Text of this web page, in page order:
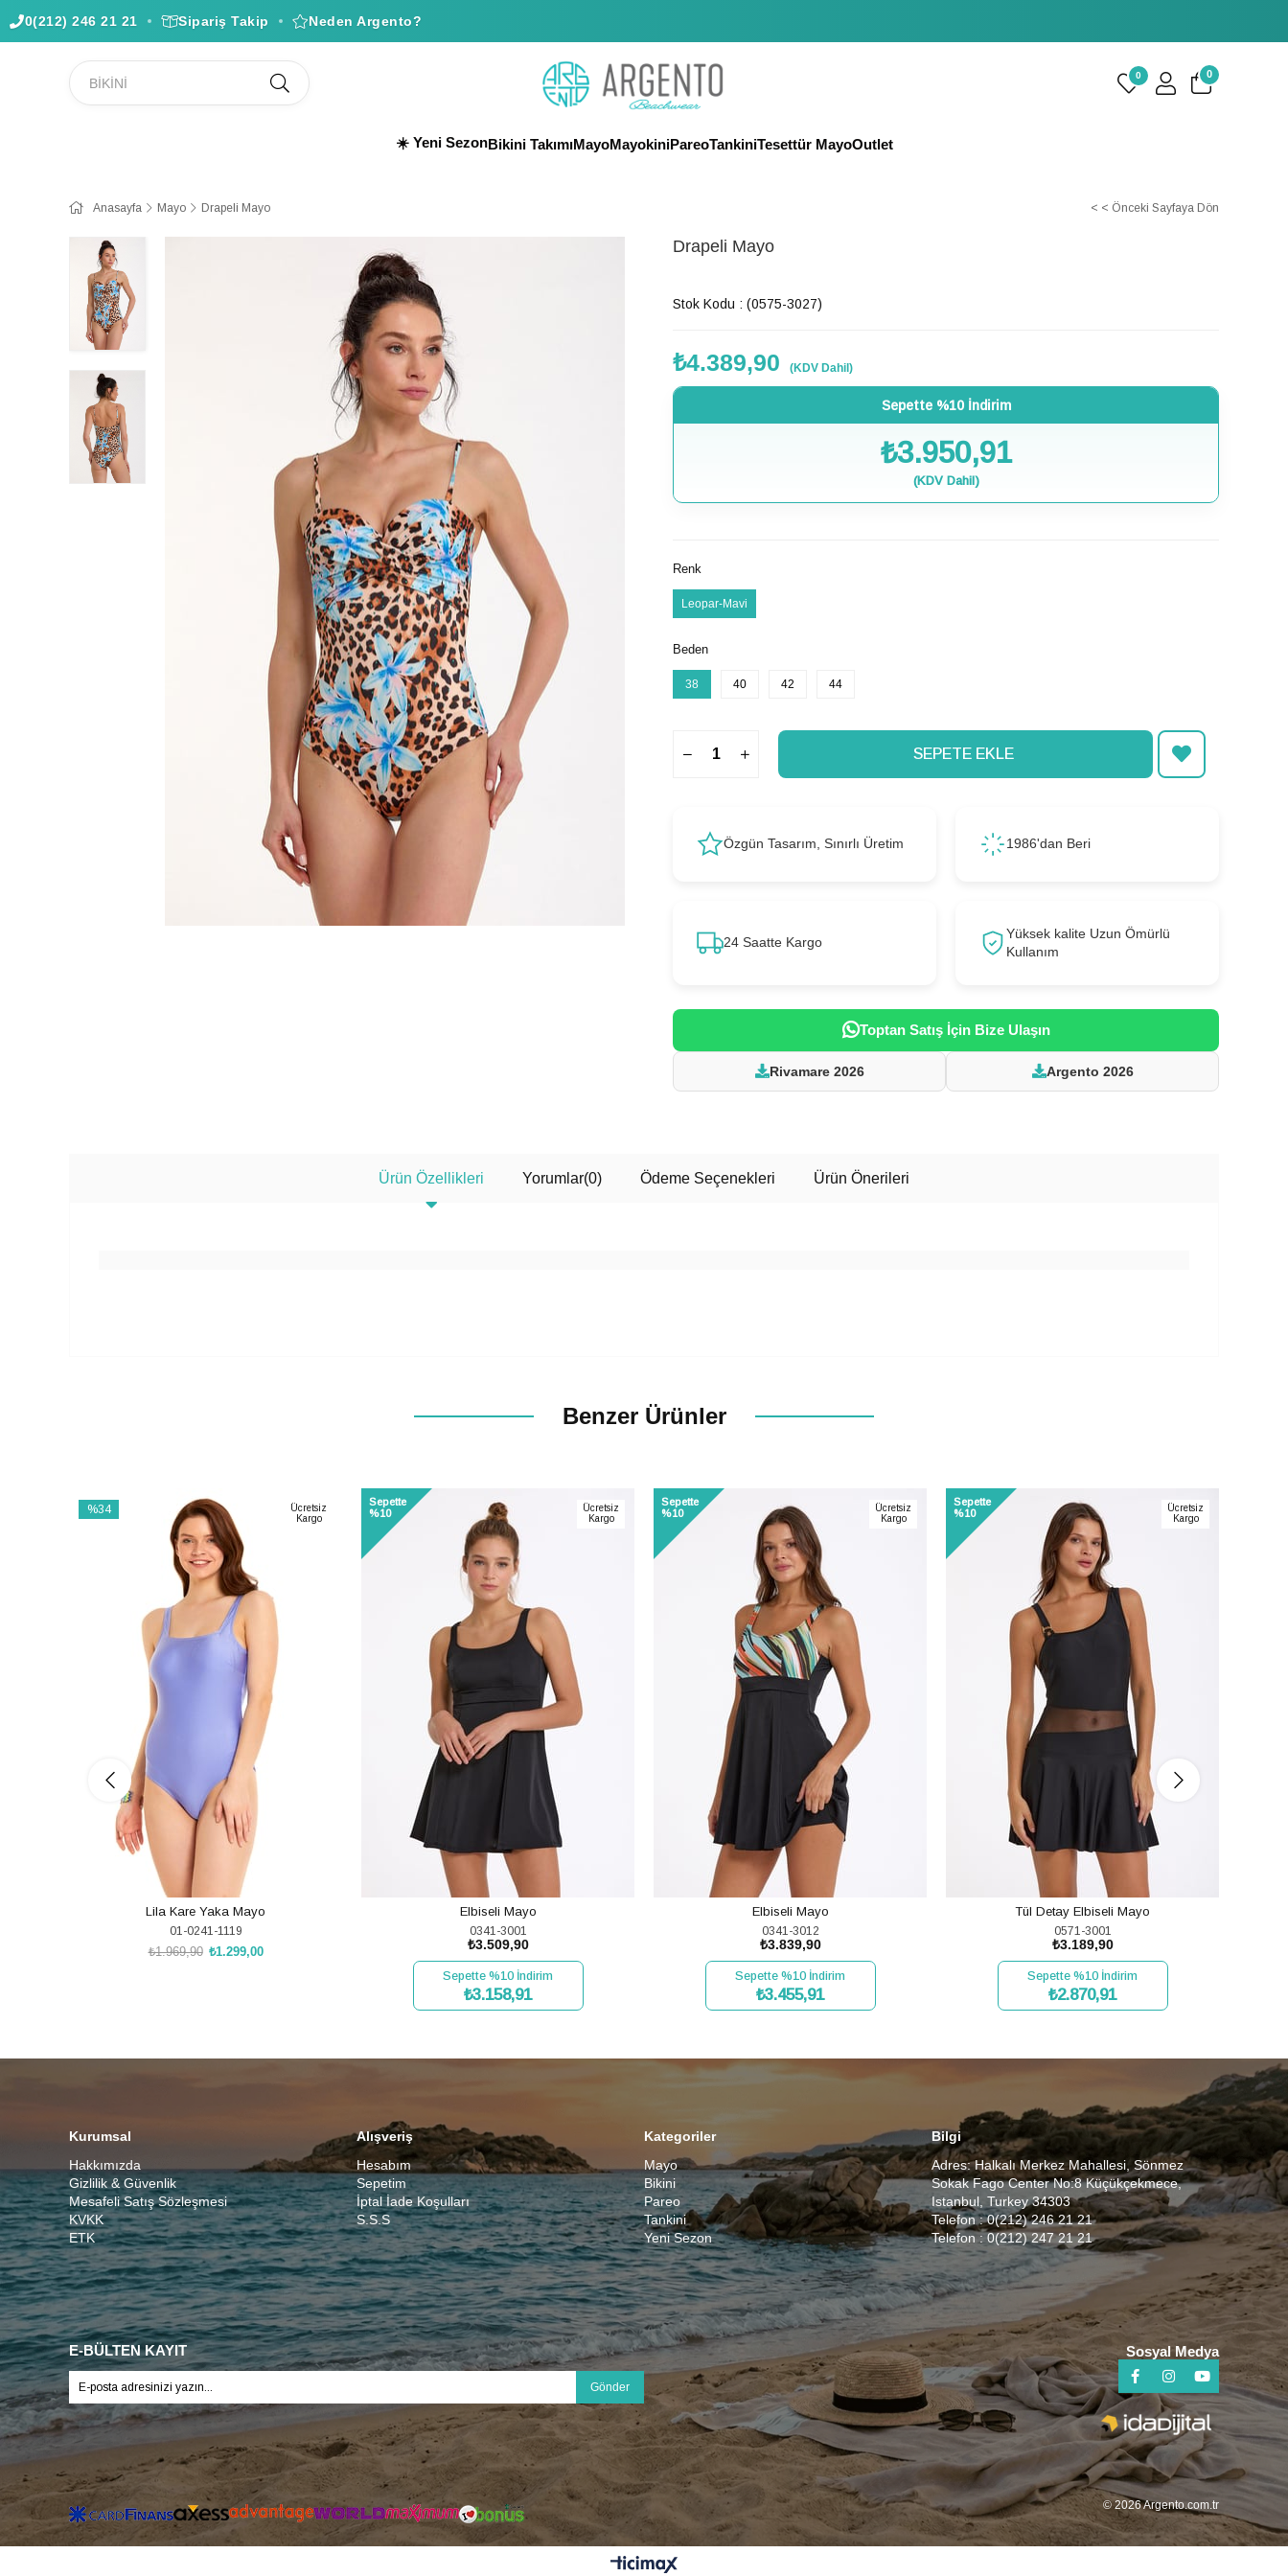
0(212) 246 21 21 Sipariş Takip Neden Argento?
0 0
☀️ Yeni SezonBikini TakımıMayoMayokiniPareoTankiniTesettür MayoOutlet
Anasayfa Mayo Drapeli Mayo < < Önceki Sayfaya Dön
Drapeli Mayo
Stok Kodu (0575-3027)
₺4.389,90 (KDV Dahil)
Sepette %10 İndirim
₺3.950,91
(KDV Dahil)
Renk
Leopar-Mavi
Beden
38 40 42 44
Özgün Tasarım, Sınırlı Üretim 1986'dan Beri
24 Saatte Kargo
Yüksek kalite Uzun Ömürlü
Kullanım
Toptan Satış İçin Bize Ulaşın
Rivamare 2026 Argento 2026
Ürün Özellikleri Yorumlar(0) Ödeme Seçenekleri Ürün Önerileri
Benzer Ürünler
%34
Ücretsiz
Kargo
Lila Kare Yaka Mayo
01-0241-1119
₺1.299,00
₺1.969,90
Sepette
%10
Ücretsiz
Kargo
Elbiseli Mayo
0341-3001
₺3.509,90
Sepette %10 İndirim
₺3.158,91
Sepette
%10
Ücretsiz
Kargo
Elbiseli Mayo
0341-3012
₺3.839,90
Sepette %10 İndirim
₺3.455,91
SEPETE EKLE
Sepette
%10
Ücretsiz
Kargo
Tül Detay Elbiseli Mayo
0571-3001
₺3.189,90
Sepette %10 İndirim
₺2.870,91
Kurumsal
Hakkımızda
Gizlilik & Güvenlik
Mesafeli Satış Sözleşmesi
KVKK
ETK
Alışveriş
Hesabım
Sepetim
İptal İade Koşulları
S.S.S
Kategoriler
Mayo
Bikini
Pareo
Tankini
Yeni Sezon
Bilgi
Adres: Halkalı Merkez Mahallesi, Sönmez
Sokak Fago Center No:8 Küçükçekmece,
Istanbul, Turkey 34303
Telefon : 0(212) 246 21 21
Telefon : 0(212) 247 21 21
E-BÜLTEN KAYIT
Gönder
Sosyal Medya
© 2026 Argento.com.tr